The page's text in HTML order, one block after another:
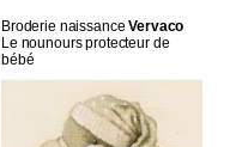
Broderie naissanceVervaco
Le nounours protecteur de
bébé